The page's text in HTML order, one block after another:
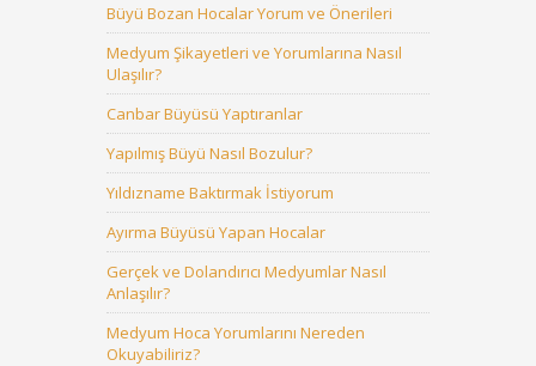
Büyü Bozan Hocalar Yorum ve Önerileri
Medyum Şikayetleri ve Yorumlarına Nasıl
Ulaşılır?
Canbar Büyüsü Yaptıranlar
Yapılmış Büyü Nasıl Bozulur?
Yıldızname Baktırmak İstiyorum
Ayırma Büyüsü Yapan Hocalar
Gerçek ve Dolandırıcı Medyumlar Nasıl
Anlaşılır?
Medyum Hoca Yorumlarını Nereden
Okuyabiliriz?